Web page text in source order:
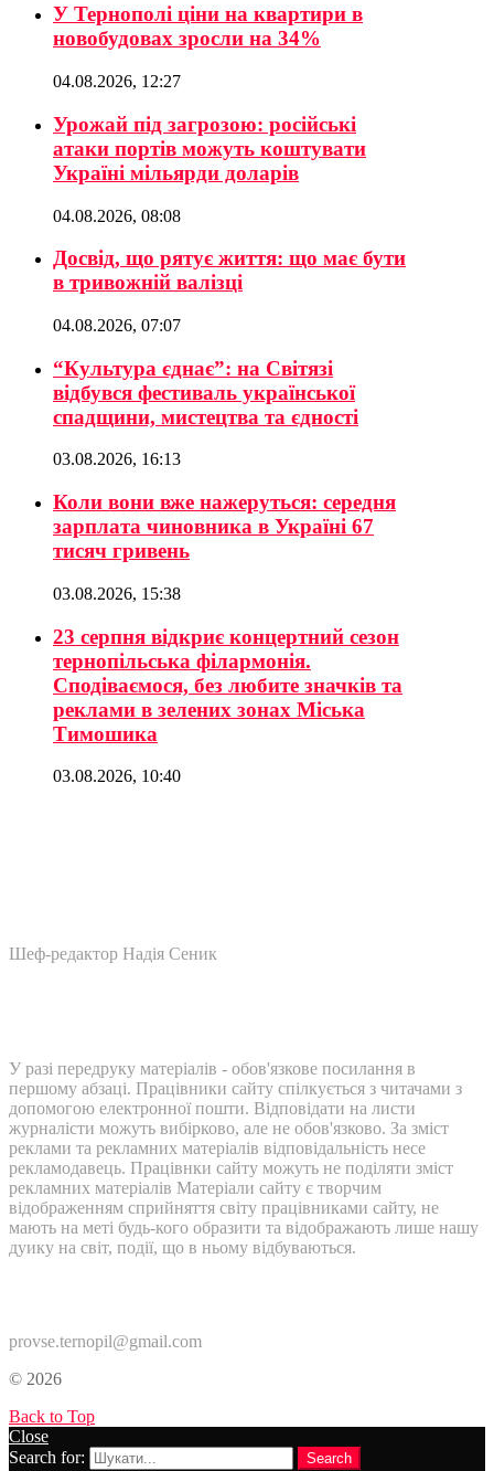
У Тернополі ціни на квартири в
новобудовах зросли на 34%
04.08.2026, 12:27
Урожай під загрозою: російські
атаки портів можуть коштувати
Україні мільярди доларів
04.08.2026, 08:08
Досвід, що рятує життя: що має бути
в тривожній валізці
04.08.2026, 07:07
“Культура єднає”: на Світязі
відбувся фестиваль української
спадщини, мистецтва та єдності
03.08.2026, 16:13
Коли вони вже нажеруться: середня
зарплата чиновника в Україні 67
тисяч гривень
03.08.2026, 15:38
23 серпня відкриє концертний сезон
тернопільська філармонія.
Сподіваємося, без любите значків та
реклами в зелених зонах Міська
Тимошика
03.08.2026, 10:40
Шеф-редактор Надія Сеник
У разі передруку матеріалів - обов'язкове посилання в
першому абзаці. Працівники сайту спілкується з читачами з
допомогою електронної пошти. Відповідати на листи
журналісти можуть вибірково, але не обов'язково. За зміст
реклами та рекламних матеріалів відповідальність несе
рекламодавець. Працівнки сайту можуть не поділяти зміст
рекламних матеріалів Матеріали сайту є творчим
відображенням сприйняття світу працівниками сайту, не
мають на меті будь-кого образити та відображають лише нашу
дуику на світ, події, що в ньому відбуваються.
provse.ternopil@gmail.com
© 2026
Back to Top
Close
Search for:
Search